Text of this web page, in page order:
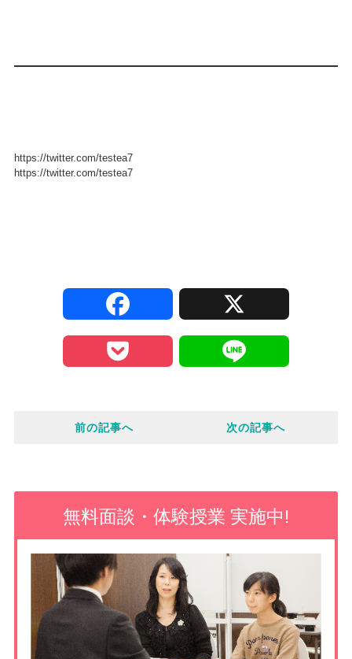
https://twitter.com/testea7
https://twitter.com/testea7
o
k
e
t
前の記事へ 次の記事へ
無料面談・体験授業 実施中!